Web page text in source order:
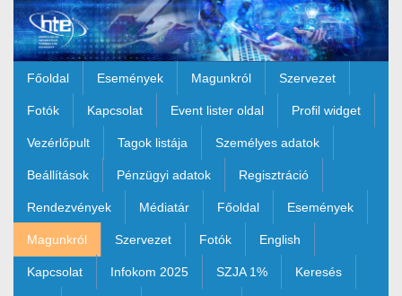
Ugrás a fő tartalomhoz
Főoldal Események Magunkról Szervezet
Fotók Kapcsolat Event lister oldal Profil widget
Vezérlőpult Tagok listája Személyes adatok
Beállítások Pénzügyi adatok Regisztráció
Rendezvények Médiatár Főoldal Események
Magunkról Szervezet Fotók English
Kapcsolat Infokom 2025 SZJA 1% Keresés